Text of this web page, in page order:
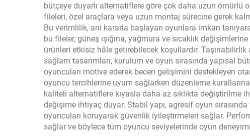
bütçeye duyarlı alternatiflere göre çok daha uzun ömürlü
fileleri, özel araçlara veya uzun montaj sürecine gerek
Bu verimlilik, ani kararla başlayan oyunlara imkan
bu fileler, güneş ışığına, yağmura ve sıcaklık
ürünleri etkisiz hâle getirebilecek koşullardır.
sağlam tasarımları, kurulum ve oyun sırasında yapısal
oyuncuları motive ederek beceri gelişimini destekleyen
oyuncu tercihlerine uyum sağlarken düzenleme
kaliteli alternatiflere kıyasla daha az sıklıkta değiştirilme
değişime ihtiyaç duyar. Stabil yapı, agresif oyun
oyuncuları koruyarak güvenlik iyileştirmeleri sağlar.
sağlar ve böylece tüm oyuncu seviyelerinde oyun